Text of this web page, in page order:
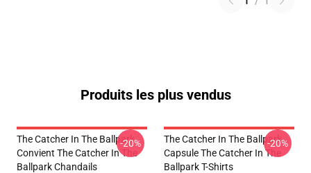
Produits les plus vendus
The Catcher In The Ballpark
Convient The Catcher In The
Ballpark Chandails
-20%
The Catcher In The Ballpark
Capsule The Catcher In The
Ballpark T-Shirts
-20%